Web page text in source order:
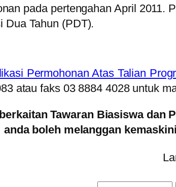
pada pertengahan April 2011.
Dua Tahun (PDT).
Permohonan Atas Talian
atau faks 03 8884 4028 untuk
Tawaran Biasiswa dan
anda boleh melanggan